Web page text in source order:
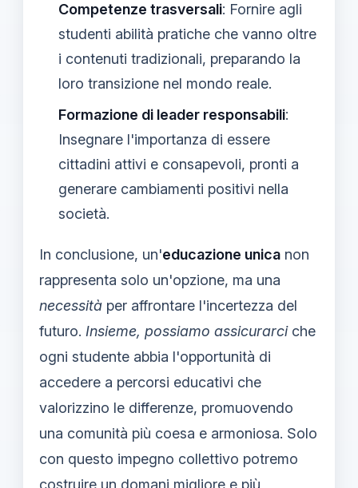
Competenze trasversali: Fornire agli
studenti abilità pratiche che vanno oltre
i contenuti tradizionali, preparando la
loro transizione nel mondo reale.
Formazione di leader responsabili:
Insegnare l'importanza di essere
cittadini attivi e consapevoli, pronti a
generare cambiamenti positivi nella
società.
In conclusione, un'educazione unica non
rappresenta solo un'opzione, ma una
necessità per affrontare l'incertezza del
futuro. Insieme, possiamo assicurarciche
ogni studente abbia l'opportunità di
accedere a percorsi educativi che
valorizzino le differenze, promuovendo
una comunità più coesa e armoniosa. Solo
con questo impegno collettivo potremo
costruire un domani migliore e più